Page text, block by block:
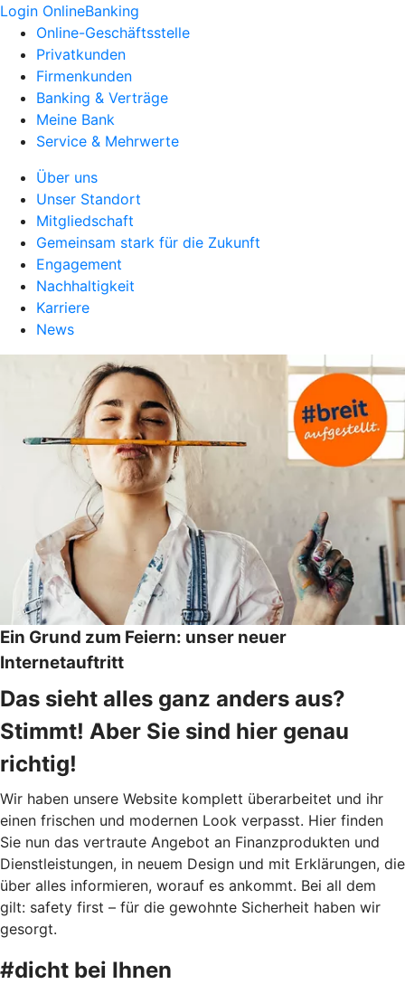
Login OnlineBanking
Online-Geschäftsstelle
Privatkunden
Firmenkunden
Banking & Verträge
Meine Bank
Service & Mehrwerte
Über uns
Unser Standort
Mitgliedschaft
Gemeinsam stark für die Zukunft
Engagement
Nachhaltigkeit
Karriere
News
Ein Grund zum Feiern: unser neuer
Internetauftritt
Das sieht alles ganz anders aus?
Stimmt! Aber Sie sind hier genau
richtig!
Wir haben unsere Website komplett überarbeitet und ihr
einen frischen und modernen Look verpasst. Hier finden
Sie nun das vertraute Angebot an Finanzprodukten und
Dienstleistungen, in neuem Design und mit Erklärungen, die
über alles informieren, worauf es ankommt. Bei all dem
gilt: safety first – für die gewohnte Sicherheit haben wir
gesorgt.
#dicht bei Ihnen